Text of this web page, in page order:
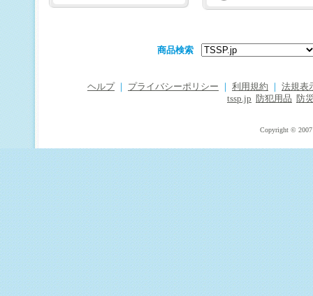
商品検索
ヘルプ プライバシーポリシー 利用規約
法規表
tssp.jp
防犯用品 防
Copyright © 2007